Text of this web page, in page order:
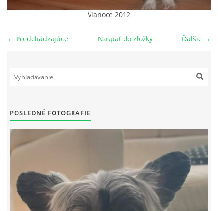
Z TEÓRIE
KONTAKT
Vianoce 2012
← Predchádzajúce Ďalšie →
Naspäť do zložky
POSLEDNÉ FOTOGRAFIE